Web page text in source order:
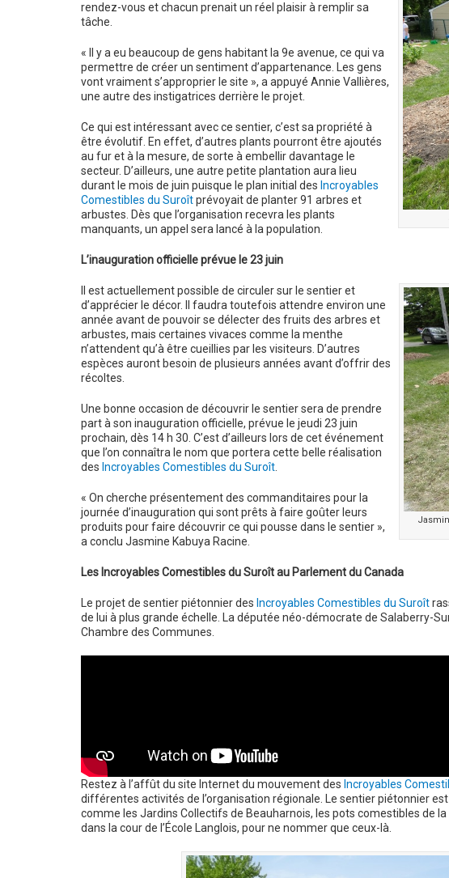
rendez-vous et chacun prenait un réel plaisir à remplir sa
tâche.
« Il y a eu beaucoup de gens habitant la 9e avenue, ce qui va
permettre de créer un sentiment d’appartenance. Les gens
vont vraiment s’approprier le site », a appuyé Annie Vallières,
une autre des instigatrices derrière le projet.
Ce qui est intéressant avec ce sentier, c’est sa propriété à
être évolutif. En effet, d’autres plants pourront être ajoutés
au fur et à la mesure, de sorte à embellir davantage le
secteur. D’ailleurs, une autre petite plantation aura lieu
durant le mois de juin puisque le plan initial des Incroyables
Comestibles du Suroîtprévoyait de planter 91 arbres et
arbustes. Dès que l’organisation recevra les plants
manquants, un appel sera lancé à la population.
L’inauguration officielle prévue le 23 juin
Il est actuellement possible de circuler sur le sentier et
d’apprécier le décor. Il faudra toutefois attendre environ une
année avant de pouvoir se délecter des fruits des arbres et
arbustes, mais certaines vivaces comme la menthe
n’attendent qu’à être cueillies par les visiteurs. D’autres
espèces auront besoin de plusieurs années avant d’offrir des
récoltes.
Une bonne occasion de découvrir le sentier sera de prendre
part à son inauguration officielle, prévue le jeudi 23 juin
prochain, dès 14 h 30. C’est d’ailleurs lors de cet événement
que l’on connaîtra le nom que portera cette belle réalisation
des Incroyables Comestibles du Suroît.
« On cherche présentement des commanditaires pour la
journée d’inauguration qui sont prêts à faire goûter leurs
produits pour faire découvrir ce qui pousse dans le sentier »,
a conclu Jasmine Kabuya Racine.
Les Incroyables Comestibles du Suroît au Parlement du Canada
Le projet de sentier piétonnier des Incroyables Comestibles du Suroît
de lui à plus grande échelle. La députée néo-démocrate de Salaberry-
Chambre des Communes.
Restez à l’affût du site Internet du mouvement des Incroyables
différentes activités de l’organisation régionale. Le sentier piétonnier
comme les Jardins Collectifs de Beauharnois, les pots comestibles de la
dans la cour de l’École Langlois, pour ne nommer que ceux-là.